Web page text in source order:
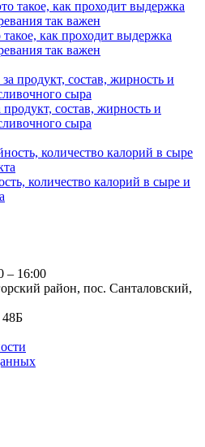
как проходит выдержка
так важен
состав, жирность и
сыра
количество калорий в сыре и
– 16:00
район, пос. Санталовский,
48Б